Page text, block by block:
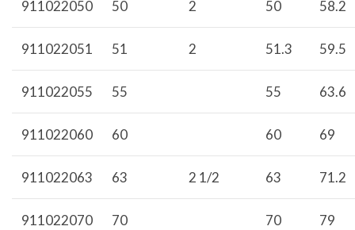
911022050 50 2 50 58.2
911022051 51 2 51.3 59.5
911022055 55 55 63.6
911022060 60 60 69
911022063 63 2 1/2 63 71.2
911022070 70 70 79